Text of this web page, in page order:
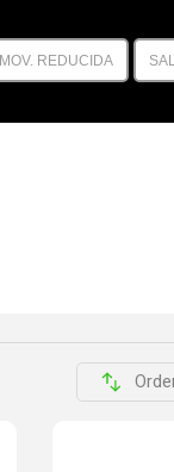
MOV. REDUCIDA